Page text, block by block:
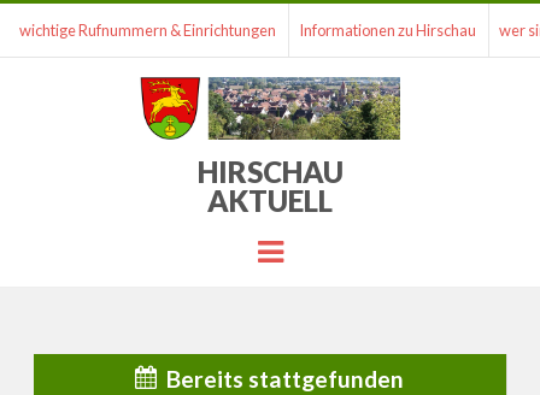
wichtige Rufnummern & Einrichtungen Informationen zu Hirschau wer
HIRSCHAU
AKTUELL
Menu
Bereits stattgefunden